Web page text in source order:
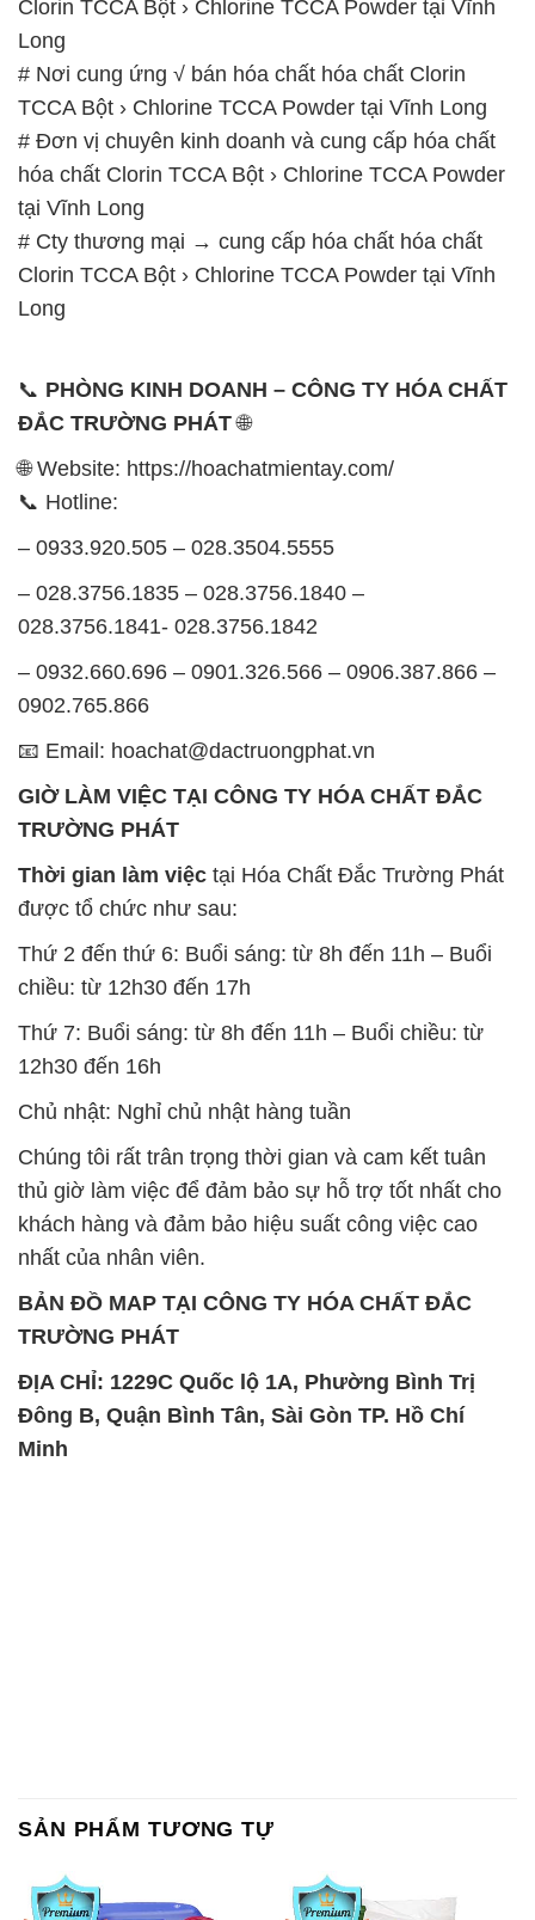
Clorin TCCA Bột › Chlorine TCCA Powder tại Vĩnh
Long
# Nơi cung ứng √ bán hóa chất hóa chất Clorin
TCCA Bột › Chlorine TCCA Powder tại Vĩnh Long
# Đơn vị chuyên kinh doanh và cung cấp hóa chất
hóa chất Clorin TCCA Bột › Chlorine TCCA Powder
tại Vĩnh Long
# Cty thương mại → cung cấp hóa chất hóa chất
Clorin TCCA Bột › Chlorine TCCA Powder tại Vĩnh
Long
📞 PHÒNG KINH DOANH – CÔNG TY HÓA CHẤT
ĐẮC TRƯỜNG PHÁT🌐
🌐 Website: https://hoachatmientay.com/
📞 Hotline:
– 0933.920.505 – 028.3504.5555
– 028.3756.1835 – 028.3756.1840 –
028.3756.1841- 028.3756.1842
– 0932.660.696 – 0901.326.566 – 0906.387.866 –
0902.765.866
📧 Email: hoachat@dactruongphat.vn
GIỜ LÀM VIỆC TẠI CÔNG TY HÓA CHẤT ĐẮC
TRƯỜNG PHÁT
Thời gian làm việc tại Hóa Chất Đắc Trường Phát
được tổ chức như sau:
Thứ 2 đến thứ 6: Buổi sáng: từ 8h đến 11h – Buổi
chiều: từ 12h30 đến 17h
Thứ 7: Buổi sáng: từ 8h đến 11h – Buổi chiều: từ
12h30 đến 16h
Chủ nhật: Nghỉ chủ nhật hàng tuần
Chúng tôi rất trân trọng thời gian và cam kết tuân
thủ giờ làm việc để đảm bảo sự hỗ trợ tốt nhất cho
khách hàng và đảm bảo hiệu suất công việc cao
nhất của nhân viên.
BẢN ĐỒ MAP TẠI CÔNG TY HÓA CHẤT ĐẮC
TRƯỜNG PHÁT
ĐỊA CHỈ: 1229C Quốc lộ 1A, Phường Bình Trị
Đông B, Quận Bình Tân, Sài Gòn TP. Hồ Chí
Minh
SẢN PHẨM TƯƠNG TỰ